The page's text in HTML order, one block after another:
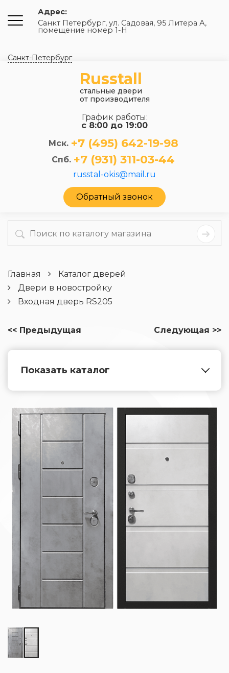
Адрес:
Санкт Петербург, ул. Садовая, 95 Литера А,
помещение номер 1-Н
Санкт-Петербург
Russtall
стальные двери
от производителя
График работы:
с 8:00 до 19:00
Мск. +7 (495) 642-19-98
Спб. +7 (931) 311-03-44
russtal-okis@mail.ru
Обратный звонок
Главная
Каталог дверей
Двери в новостройку
Входная дверь RS205
<< Предыдущая Следующая >>
Показать каталог